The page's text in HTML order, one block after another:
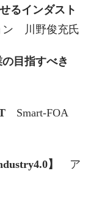
るインダスト
ン 川野俊充氏
目指すべき
Smart-FOA
】
ア